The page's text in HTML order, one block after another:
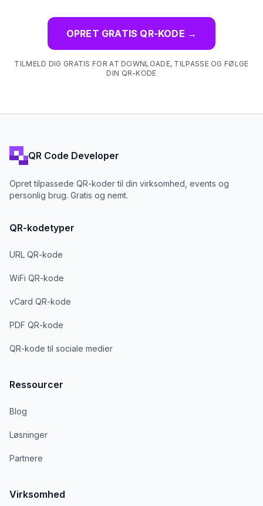
OPRET GRATIS QR-KODE →
TILMELD DIG GRATIS FOR AT DOWNLOADE, TILPASSE OG FØLGE
DIN QR-KODE
QR Code Developer
Opret tilpassede QR-koder til din virksomhed, events og
personlig brug. Gratis og nemt.
QR-kodetyper
URL QR-kode
WiFi QR-kode
vCard QR-kode
PDF QR-kode
QR-kode til sociale medier
Ressourcer
Blog
Løsninger
Partnere
Virksomhed